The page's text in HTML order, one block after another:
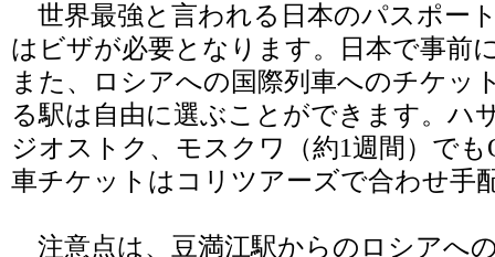
世界最強と言われる日本のパスポー
はビザが必要となります。日本で事前
また、ロシアへの国際列車へのチケッ
る駅は自由に選ぶことができます。ハ
ジオストク、モスクワ（約1週間）で
車チケットはコリツアーズで合わせ手
注意点は、豆満江駅からのロシアへ